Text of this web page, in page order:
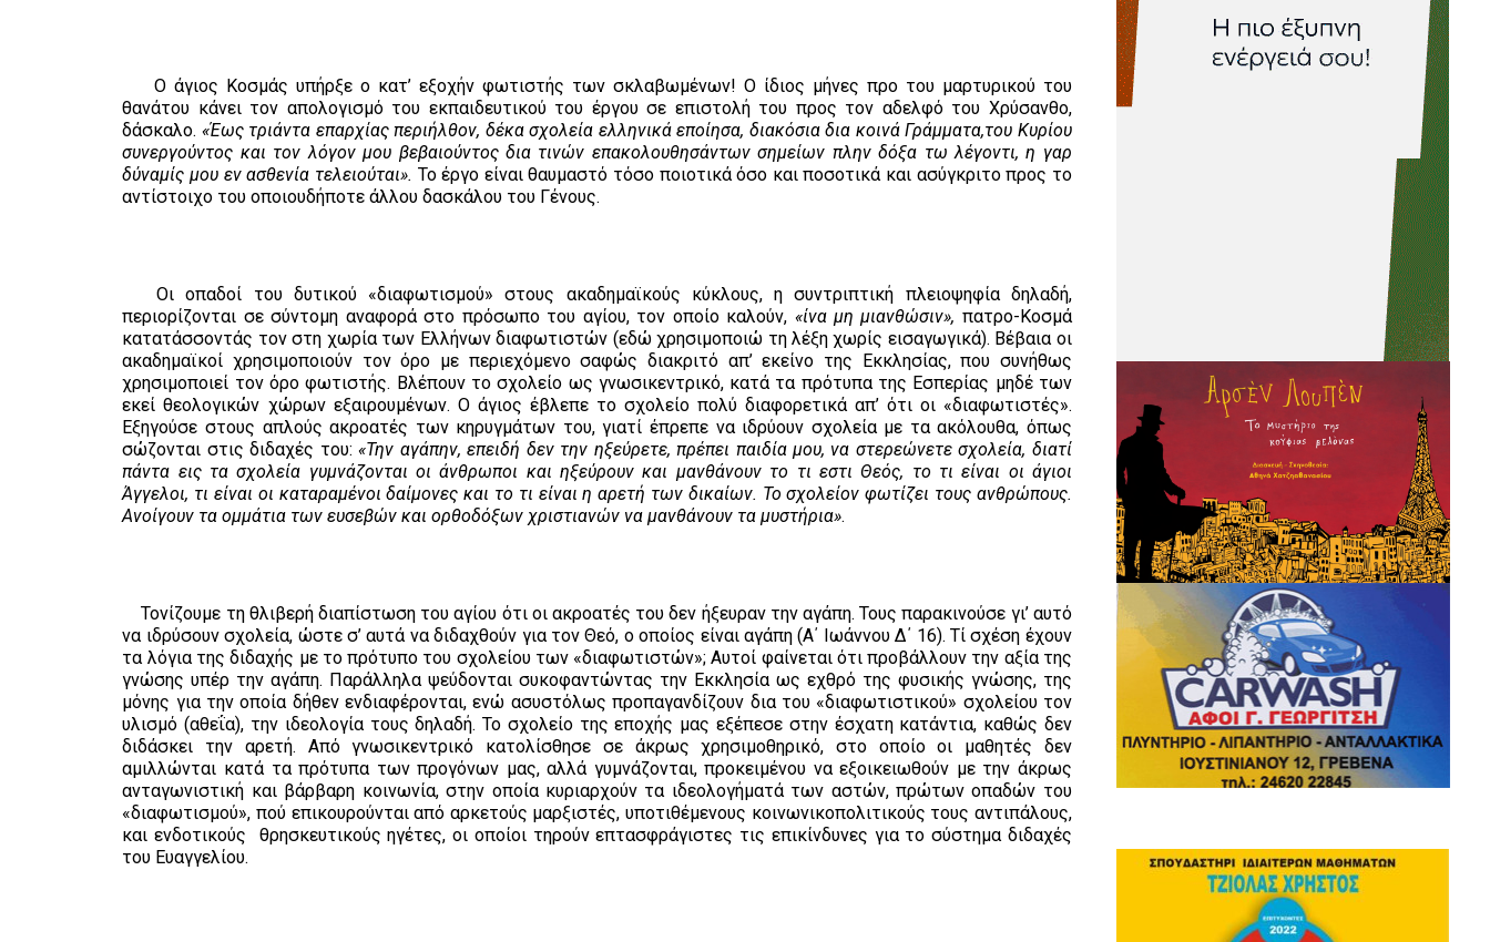
Ο άγιος Κοσμάς υπήρξε ο κατ’ εξοχήν φωτιστής των σκλαβωμένων! Ο ίδιος μήνες προ του μαρτυρικού του
θανάτου κάνει τον απολογισμό του εκπαιδευτικού του έργου σε επιστολή του προς τον αδελφό του Χρύσανθο,
δάσκαλο. «Έως τριάντα επαρχίας περιήλθον, δέκα σχολεία ελληνικά εποίησα, διακόσια δια κοινά Γράμματα,του Κυρίου
συνεργούντος και τον λόγον μου βεβαιούντος δια τινών επακολουθησάντων σημείων πλην δόξα τω λέγοντι, η γαρ
δύναμίς μου εν ασθενία τελειούται». Το έργο είναι θαυμαστό τόσο ποιοτικά όσο και ποσοτικά και ασύγκριτο προς το
αντίστοιχο του οποιουδήποτε άλλου δασκάλου του Γένους.
Οι οπαδοί του δυτικού «διαφωτισμού» στους ακαδημαϊκούς κύκλους, η συντριπτική πλειοψηφία δηλαδή,
περιορίζονται σε σύντομη αναφορά στο πρόσωπο του αγίου, τον οποίο καλούν, «ίνα μη μιανθώσιν», πατρο-Κοσμά
κατατάσσοντάς τον στη χωρία των Ελλήνων διαφωτιστών (εδώ χρησιμοποιώ τη λέξη χωρίς εισαγωγικά). Βέβαια οι
ακαδημαϊκοί χρησιμοποιούν τον όρο με περιεχόμενο σαφώς διακριτό απ’ εκείνο της Εκκλησίας, που συνήθως
χρησιμοποιεί τον όρο φωτιστής. Βλέπουν το σχολείο ως γνωσικεντρικό, κατά τα πρότυπα της Εσπερίας μηδέ των
εκεί θεολογικών χώρων εξαιρουμένων. Ο άγιος έβλεπε το σχολείο πολύ διαφορετικά απ’ ότι οι «διαφωτιστές».
Εξηγούσε στους απλούς ακροατές των κηρυγμάτων του, γιατί έπρεπε να ιδρύουν σχολεία με τα ακόλουθα, όπως
σώζονται στις διδαχές του:«Την αγάπην, επειδή δεν την ηξεύρετε, πρέπει παιδία μου, να στερεώνετε σχολεία, διατί
πάντα εις τα σχολεία γυμνάζονται οι άνθρωποι και ηξεύρουν και μανθάνουν το τι εστι Θεός, το τι είναι οι άγιοι
Άγγελοι, τι είναι οι καταραμένοι δαίμονες και το τι είναι η αρετή των δικαίων. Το σχολείον φωτίζει τους ανθρώπους.
Ανοίγουν τα ομμάτια των ευσεβών και ορθοδόξων χριστιανών να μανθάνουν τα μυστήρια».
Τονίζουμε τη θλιβερή διαπίστωση του αγίου ότι οι ακροατές του δεν ήξευραν την αγάπη. Τους παρακινούσε γι’ αυτό
να ιδρύσουν σχολεία, ώστε σ’ αυτά να διδαχθούν για τον Θεό, ο οποίος είναι αγάπη (Α΄ Ιωάννου Δ΄ 16). Τί σχέση έχουν
τα λόγια της διδαχής με το πρότυπο του σχολείου των «διαφωτιστών»; Αυτοί φαίνεται ότι προβάλλουν την αξία της
γνώσης υπέρ την αγάπη. Παράλληλα ψεύδονται συκοφαντώντας την Εκκλησία ως εχθρό της φυσικής γνώσης, της
μόνης για την οποία δήθεν ενδιαφέρονται, ενώ ασυστόλως προπαγανδίζουν δια του «διαφωτιστικού» σχολείου τον
υλισμό (αθεΐα), την ιδεολογία τους δηλαδή. Το σχολείο της εποχής μας εξέπεσε στην έσχατη κατάντια, καθώς δεν
διδάσκει την αρετή. Από γνωσικεντρικό κατολίσθησε σε άκρως χρησιμοθηρικό, στο οποίο οι μαθητές δεν
αμιλλώνται κατά τα πρότυπα των προγόνων μας, αλλά γυμνάζονται, προκειμένου να εξοικειωθούν με την άκρως
ανταγωνιστική και βάρβαρη κοινωνία, στην οποία κυριαρχούν τα ιδεολογήματά των αστών, πρώτων οπαδών του
«διαφωτισμού», πού επικουρούνται από αρκετούς μαρξιστές, υποτιθέμενους κοινωνικοπολιτικούς τους αντιπάλους,
και ενδοτικούς θρησκευτικούς ηγέτες, οι οποίοι τηρούν επτασφράγιστες τις επικίνδυνες για το σύστημα διδαχές
του Ευαγγελίου.